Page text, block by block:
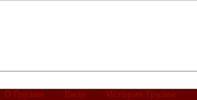
О Грузии Виза История Грузии